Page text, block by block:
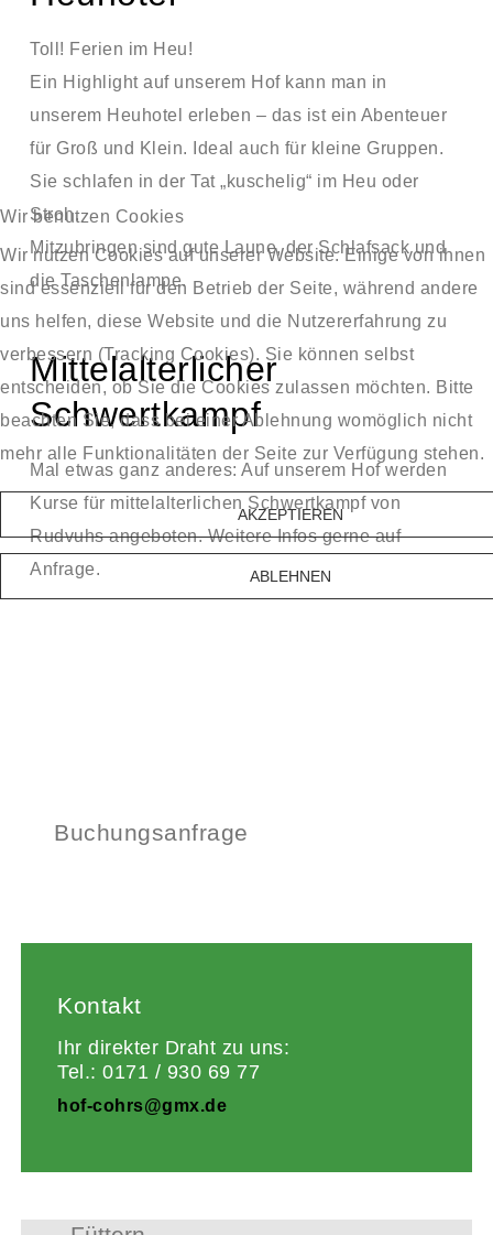
Toll! Ferien im Heu!
Ein Highlight auf unserem Hof kann man in
unserem Heuhotel erleben – das ist ein Abenteuer
für Groß und Klein. Ideal auch für kleine Gruppen.
Sie schlafen in der Tat „kuschelig“ im Heu oder
Stroh.
Mitzubringen sind gute Laune, der Schlafsack und
die Taschenlampe.
Mittelalterlicher
Schwertkampf
Mal etwas ganz anderes: Auf unserem Hof werden
Kurse für mittelalterlichen Schwertkampf von
Rudvuhs angeboten. Weitere Infos gerne auf
Anfrage.
Buchungsanfrage
Kontakt
Ihr direkter Draht zu uns:
Tel.: 0171 / 930 69 77
hof-cohrs@gmx.de
Wir benutzen Cookies
Wir nutzen Cookies auf unserer Website. Einige von ihnen
sind essenziell für den Betrieb der Seite, während andere
uns helfen, diese Website und die Nutzererfahrung zu
verbessern (Tracking Cookies). Sie können selbst
entscheiden, ob Sie die Cookies zulassen möchten. Bitte
beachten Sie, dass bei einer Ablehnung womöglich nicht
mehr alle Funktionalitäten der Seite zur Verfügung stehen.
AKZEPTIEREN
ABLEHNEN